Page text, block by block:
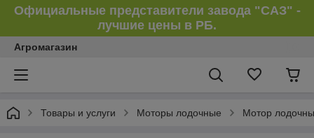
Официальные представители завода "САЗ" -
лучшие цены в РБ.
Агромагазин
Товары и услуги Моторы лодочные Мотор